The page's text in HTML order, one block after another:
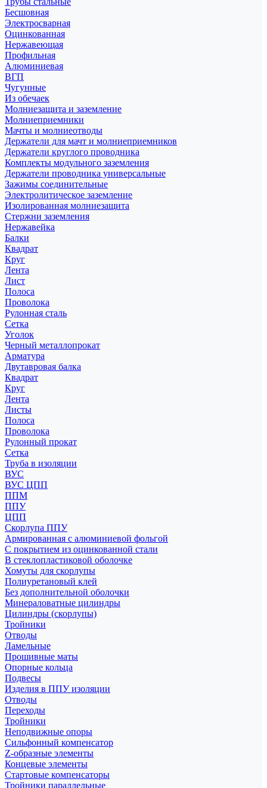
Бесшовная
Электросварная
Оцинкованная
Нержавеющая
Профильная
Алюминиевая
ВГП
Чугунные
Из обечаек
Молниезащита и заземление
Молниеприемники
Мачты и молниеотводы
Держатели для мачт и молниеприемников
Держатели круглого проводника
Комплекты модульного заземления
Держатели проводника универсальные
Зажимы соединительные
Электролитическое заземление
Изолированная молниезащита
Стержни заземления
Нержавейка
Балки
Квадрат
Круг
Лента
Лист
Полоса
Проволока
Рулонная сталь
Сетка
Уголок
Черный металлопрокат
Арматура
Двутавровая балка
Квадрат
Круг
Лента
Листы
Полоса
Проволока
Рулонный прокат
Сетка
Труба в изоляции
ВУС
ВУС ЦПП
ППМ
ППУ
ЦПП
Скорлупа ППУ
Армированная с алюминиевой фольгой
С покрытием из оцинкованной стали
В стеклопластиковой оболочке
Хомуты для скорлупы
Полиуретановый клей
Без дополнительной оболочки
Минераловатные цилиндры
Цилиндры (скорлупы)
Тройники
Отводы
Ламельные
Прошивные маты
Опорные кольца
Подвесы
Изделия в ППУ изоляции
Отводы
Переходы
Тройники
Неподвижные опоры
Cильфонный компенсатор
Z-образные элементы
Концевые элементы
Стартовые компенсаторы
Тройники параллельные